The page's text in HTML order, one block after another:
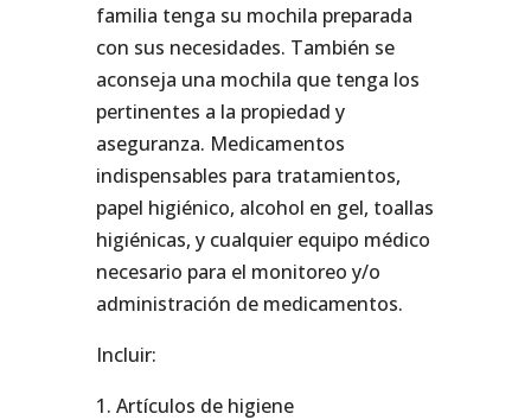
familia tenga su mochila preparada
con sus necesidades. También se
aconseja una mochila que tenga los
pertinentes a la propiedad y
aseguranza. Medicamentos
indispensables para tratamientos,
papel higiénico, alcohol en gel, toallas
higiénicas, y cualquier equipo médico
necesario para el monitoreo y/o
administración de medicamentos.
Incluir:
Artículos de higiene